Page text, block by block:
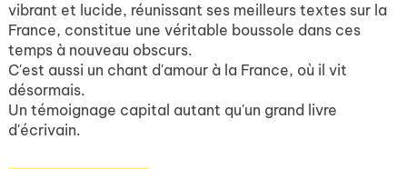
vibrant et lucide, réunissant ses meilleurs textes sur la
France, constitue une véritable boussole dans ces
temps à nouveau obscurs.
C'est aussi un chant d'amour à la France, où il vit
désormais.
Un témoignage capital autant qu'un grand livre
d'écrivain.